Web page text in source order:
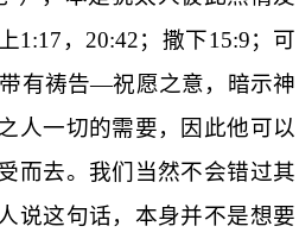
1:17 ， 20:42；撒下15:9；可
有祷告—祝愿之意，暗示神
人一切的需要，因此他可以
而去。我们当然不会错过其
说这句话，本身并不是想要